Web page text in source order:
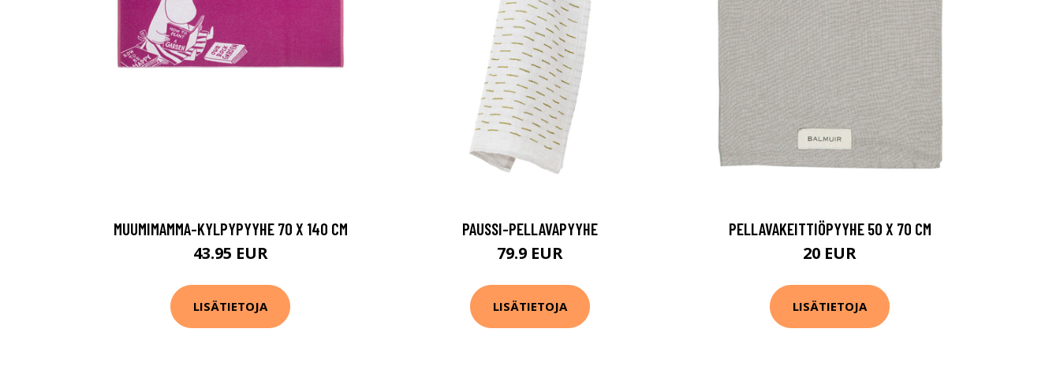
MUUMIMAMMA-KYLPYPYYHE 70 X 140 CM
43.95 EUR
LISÄTIETOJA
PAUSSI-PELLAVAPYYHE
79.9 EUR
LISÄTIETOJA
PELLAVAKEITTIÖPYYHE 50 X 70 CM
20 EUR
LISÄTIETOJA